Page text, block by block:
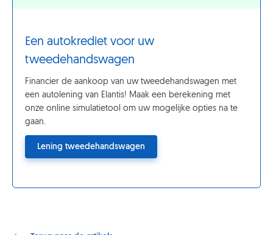
Een autokrediet voor uw
tweedehandswagen
Financier de aankoop van uw tweedehandswagen met
een autolening van Elantis! Maak een berekening met
onze online simulatietool om uw mogelijke opties na te
gaan.
Lening tweedehandswagen